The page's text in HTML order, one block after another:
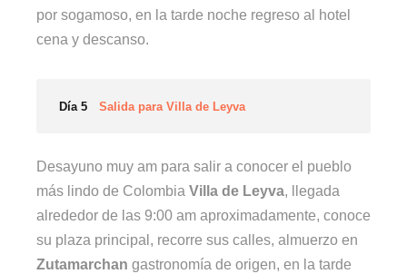
por sogamoso, en la tarde noche regreso al hotel
cena y descanso.
Día 5 Salida para Villa de Leyva
Desayuno muy am para salir a conocer el pueblo
más lindo de Colombia Villa de Leyva, llegada
alrededor de las 9:00 am aproximadamente, conoce
su plaza principal, recorre sus calles, almuerzo en
Zutamarchan gastronomía de origen, en la tarde